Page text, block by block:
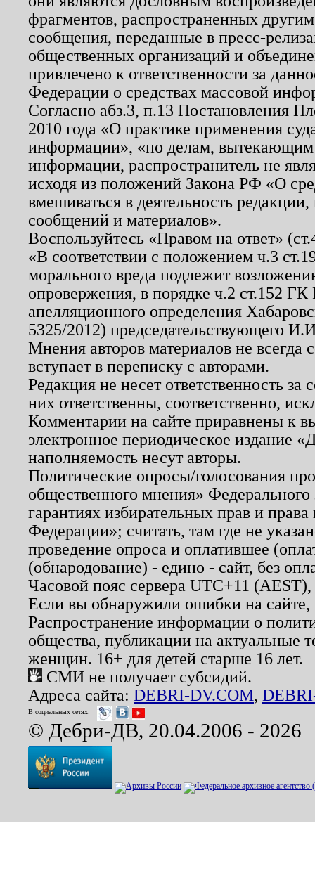
фрагментов, распространенных
сообщения, переданные в пресс-
общественных организаций и
привлечено к ответственности за
Федерации о средствах массовой
Согласно абз.3, п.13 Постановления
2010 года «О практике применения
информации», «по делам, вытекающим
информации, распространитель не
исходя из положений Закона РФ «О
вмешиваться в деятельность
сообщений и материалов».
Воспользуйтесь «Правом на ответ»
«В соответствии с положением ч.3
морального вреда подлежит
опровержения, в порядке ч.2 ст.152
апелляционного определения
5325/2012) председательствующего
Мнения авторов материалов не
вступает в переписку с авторами.
Редакция не несет ответственность
них ответственны, соответственно,
Комментарии на сайте приравнены к
электронное периодическое издание
наполняемость несут авторы.
Политические опросы/голосования
общественного мнения»
гарантиях избирательных прав и
Федерации»; считать, там где не
проведение опроса и оплатившее
(обнародование) - едино - сайт, без
Часовой пояс сервера UTC+11
Если вы обнаружили ошибки на
Распространение информации о
общества, публикации на актуальные
женщин. 16+ для детей старше 16 лет.
СМИ не получает субсидий.
Адреса сайта: DEBRI-DV.COM,
В социальных сетях:
© Дебри-ДВ, 20.04.2006 - 2026